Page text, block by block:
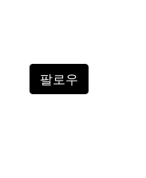
팔로우